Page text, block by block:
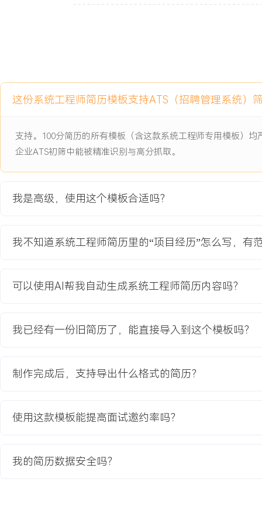
1.规划并落地公司新一代混合云技术架构，支撑业务三年内增长
维人力投入更高价值工作。
5.建成的容灾体系成功经受住XXX次真实机房级故障考验，保障了客
6.作为技术负责人，累计解决XXX起P0/P1级重大故障，主导编写的
队标准。
主动离职，希望有更多的工作挑战和涨薪机会。
项目经历
为解决公司早期多套运维工具（如Zabbix、Ansible、Jenkins）分散
CI/CD流水线和服务目录一体化管理的平台，以提升运维效率、规范
项目职责：
1.架构设计：负责平台整体技术架构设计，采用微服务架构划分核心
据流转方案。
2.核心开发：带领一个XXX人的研发小组，主导资源纳管模块与作业
业的可靠执行。
3.团队协作：协调前端、后端及基础设施团队协同工作，制定开发规
这份系统工程师简历模板支持ATS（招聘管理系统）
支持。100分简历的所有模板（含这款系统工程师专用模板）
企业ATS初筛中能被精准识别与高分抓取。
我是高级，使用这个模板合适吗？
我不知道系统工程师简历里的“项目经历”怎么写，有
可以使用AI帮我自动生成系统工程师简历内容吗？
我已经有一份旧简历了，能直接导入到这个模板吗？
制作完成后，支持导出什么格式的简历？
使用这款模板能提高面试邀约率吗？
我的简历数据安全吗？